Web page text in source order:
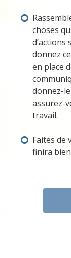
choses
d’actions
donnez
en place
donnez-
assurez-
travail.
Faites de
finira